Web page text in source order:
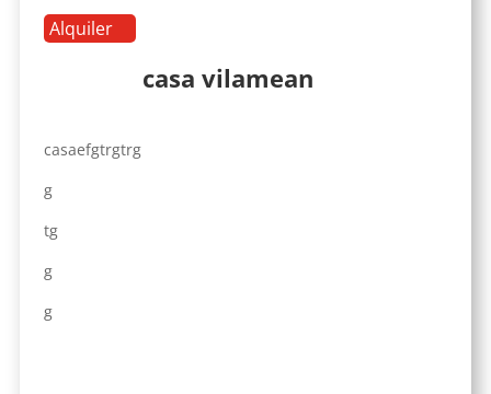
Alquiler
casa vilamean
casaefgtrgtrg
g
tg
g
g